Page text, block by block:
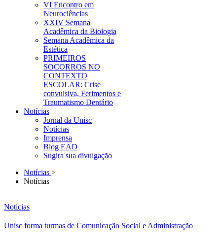
VI Encontro em
Neurociências
XXIV Semana
Acadêmica da Biologia
Semana Acadêmica da
Estética
PRIMEIROS
SOCORROS NO
CONTEXTO
ESCOLAR: Crise
convulsiva, Ferimentos e
Traumatismo Dentário
Notícias
Jornal da Unisc
Notícias
Imprensa
Blog EAD
Sugira sua divulgação
Notícias >
Notícias
Notícias
Unisc forma turmas de Comunicação Social e Administração